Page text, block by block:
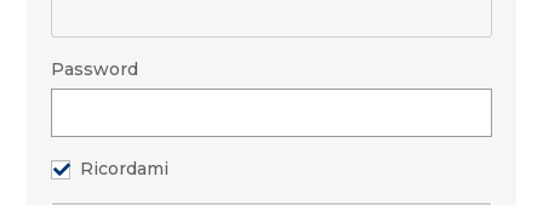
Password
Ricordami